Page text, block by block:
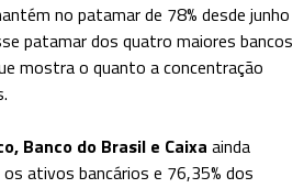
no patamar de 78% desde junho
patamar dos quatro maiores bancos
mostra o quanto a concentração
Banco do Brasil e Caixa ainda
ativos bancários e 76,35% dos